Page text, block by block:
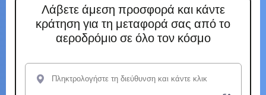
Λάβετε άμεση προσφορά και κάντε
κράτηση για τη μεταφορά σας από το
αεροδρόμιο σε όλο τον κόσμο